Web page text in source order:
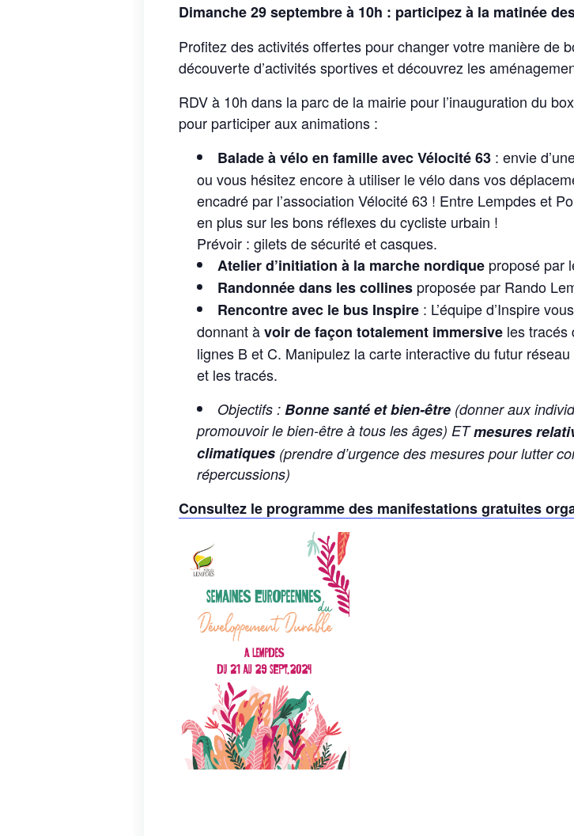
Dimanche 29 septembre à 10h : participez à la matinée
Profitez des activités offertes pour changer votre manière de
découverte d’activités sportives et découvrez les
RDV à 10h dans la parc de la mairie pour l’inauguration du
pour participer aux animations :
Balade à vélo en famille avec Vélocité 63: envie
ou vous hésitez encore à utiliser le vélo dans vos
encadré par l’association Vélocité 63 ! Entre Lempdes et
en plus sur les bons réflexes du cycliste urbain !
Prévoir : gilets de sécurité et casques.
Atelier d’initiation à la marche nordiqueproposé par
Randonnée dans les collinesproposée par Rando
Rencontre avec le bus Inspire: L’équipe d’Inspire
donnant àvoir de façon totalement immersiveles tracés
lignes B et C. Manipulez la carte interactive du futur
et les tracés.
Objectifs : Bonne santé et bien-être (donner aux
promouvoir le bien-être à tous les âges) ETmesures
climatiques (prendre d’urgence des mesures pour lutter
répercussions)
Consultez le programme des manifestations gratuites